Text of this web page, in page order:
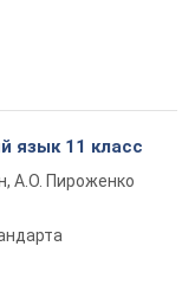
язык 11 класс
А.О. Пироженко